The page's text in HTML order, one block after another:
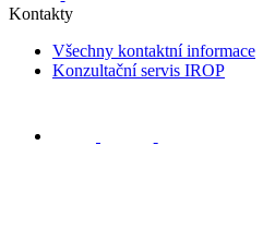
Kontakty
Všechny kontaktní informace
Konzultační servis IROP